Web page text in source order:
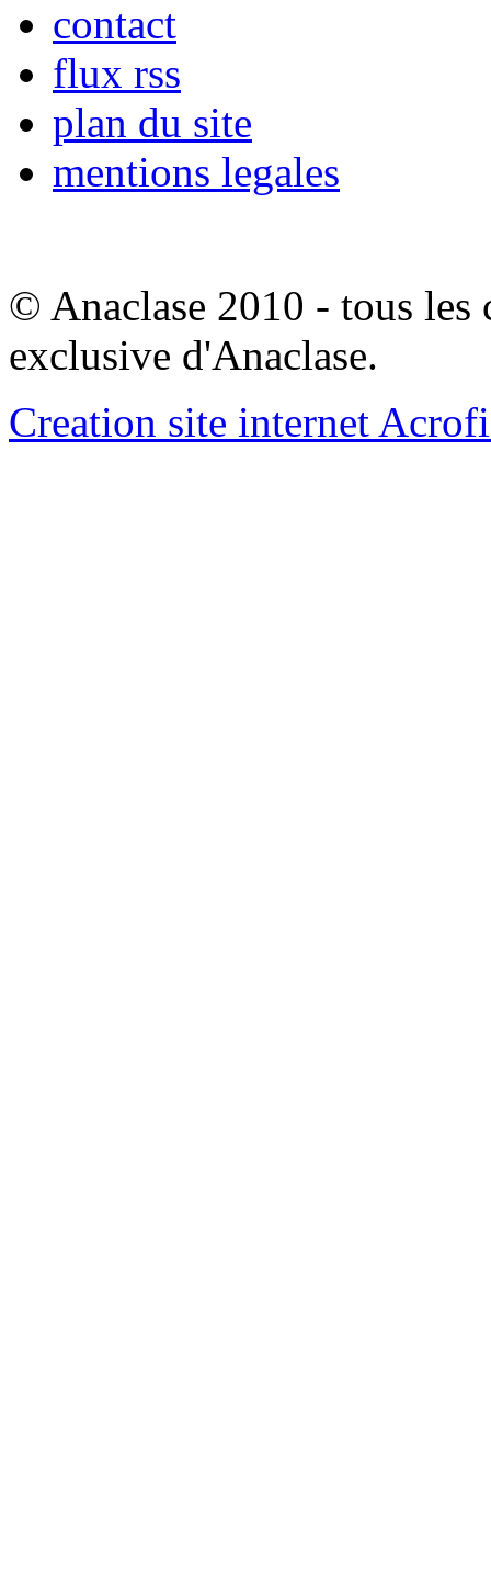
contact
flux rss
plan du site
mentions legales
© Anaclase 2010 - tous les
exclusive d'Anaclase.
Creation site internet